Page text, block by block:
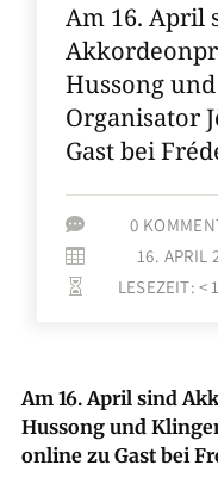
Am 16. April
Hussong
Organisator
Gast bei
 0
 16. APRIL
 LESEZEIT: < 1
Am 16. April sind
Hussong und
online zu Gast bei